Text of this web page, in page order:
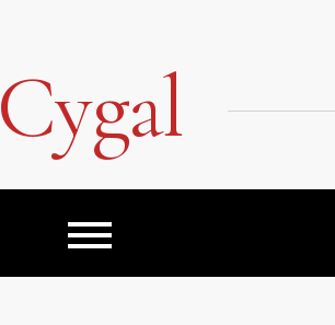
Cygal